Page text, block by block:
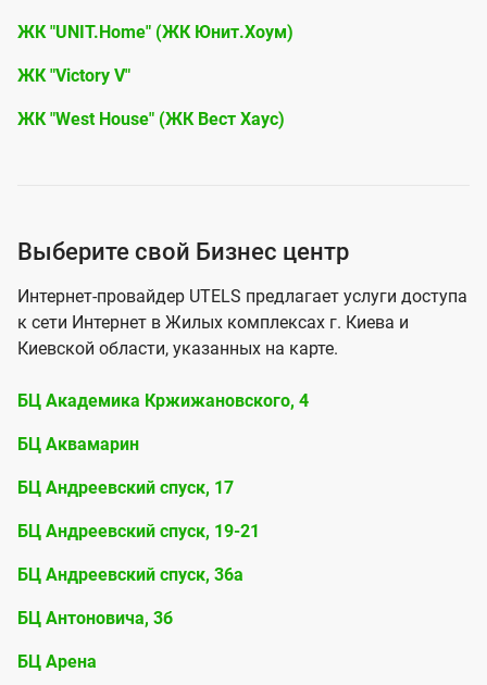
ЖК "UNIT.Home" (ЖК Юнит.Хоум)
ЖК "Victory V"
ЖК "West House" (ЖК Вест Хаус)
Б
и
з
н
е
ц
е
н
р
ы
Выберите свой Бизнес центр
Интернет-провайдер UTELS предлагает услуги доступа
к сети Интернет в Жилых комплексах г. Киева и
Киевской области, указанных на карте.
БЦ Академика Кржижановского, 4
БЦ Аквамарин
БЦ Андреевский спуск, 17
БЦ Андреевский спуск, 19-21
БЦ Андреевский спуск, 36а
БЦ Антоновича, 3б
БЦ Арена